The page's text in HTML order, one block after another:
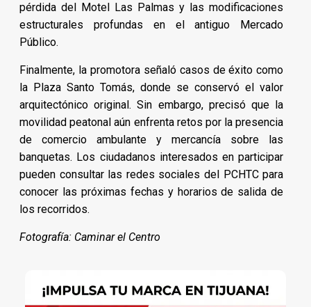
pérdida del Motel Las Palmas y las modificaciones
estructurales profundas en el antiguo Mercado
Público.
Finalmente, la promotora señaló casos de éxito como
la Plaza Santo Tomás, donde se conservó el valor
arquitectónico original. Sin embargo, precisó que la
movilidad peatonal aún enfrenta retos por la presencia
de comercio ambulante y mercancía sobre las
banquetas. Los ciudadanos interesados en participar
pueden consultar las redes sociales del PCHTC para
conocer las próximas fechas y horarios de salida de
los recorridos.
Fotografía: Caminar el Centro